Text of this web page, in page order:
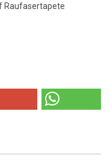
Raufasertapete